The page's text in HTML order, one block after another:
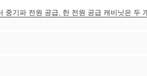
기파 전원 공급, 한 전원 공급 캐비닛은 두